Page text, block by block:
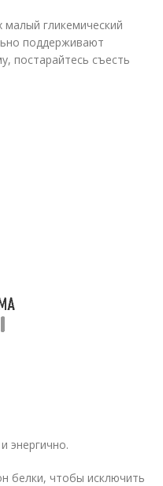
гликемический
поддерживают
постарайтесь съесть
энергично.
белки, чтобы исключить